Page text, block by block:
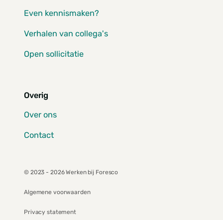
Even kennismaken?
Verhalen van collega's
Open sollicitatie
Overig
Over ons
Contact
© 2023 - 2026 Werken bij Foresco
Algemene voorwaarden
Privacy statement